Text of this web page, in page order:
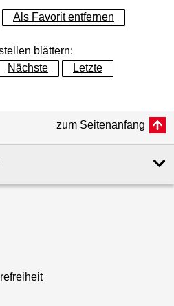
Als Favorit entfernen
blättern:
Nächste Letzte
zum Seitenanfang